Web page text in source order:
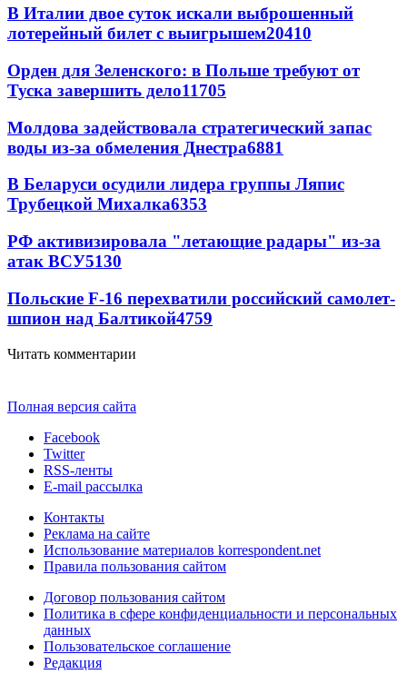
В Италии двое суток искали выброшенный
лотерейный билет с выигрышем20410
Орден для Зеленского: в Польше требуют от
Туска завершить дело11705
Молдова задействовала стратегический запас
воды из-за обмеления Днестра6881
В Беларуси осудили лидера группы Ляпис
Трубецкой Михалка6353
РФ активизировала "летающие радары" из-за
атак ВСУ5130
Польские F-16 перехватили российский самолет-
шпион над Балтикой4759
Читать комментарии
Полная версия сайта
Facebook
Twitter
RSS-ленты
E-mail рассылка
Контакты
Реклама на сайте
Использование материалов korrespondent.net
Правила пользования сайтом
Договор пользования сайтом
Политика в сфере конфиденциальности и персональных
данных
Пользовательское соглашение
Редакция